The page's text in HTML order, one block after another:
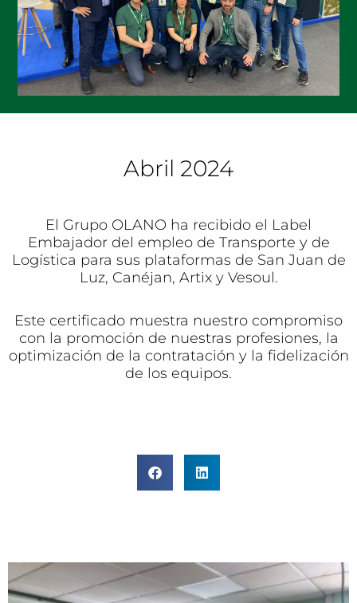
Abril 2024
El Grupo OLANO ha recibido el Label
Embajador del empleo de Transporte y de
Logística para sus plataformas de San Juan de
Luz, Canéjan, Artix y Vesoul.
Este certificado muestra nuestro compromiso
con la promoción de nuestras profesiones, la
optimización de la contratación y la fidelización
de los equipos.